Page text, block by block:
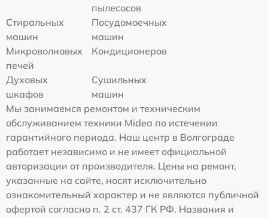
пылесосов
Стиральных
машин
Посудомоечных
машин
Микроволновых
печей
Кондиционеров
Духовых
шкафов
Сушильных
машин
Мы занимаемся ремонтом и техническим
обслуживанием техники Midea по истечении
гарантийного периода. Наш центр в Волгограде
работает независимо и не имеет официальной
авторизации от производителя. Цены на ремонт,
указанные на сайте, носят исключительно
ознакомительный характер и не являются публичной
офертой согласно п. 2 ст. 437 ГК РФ. Названия и